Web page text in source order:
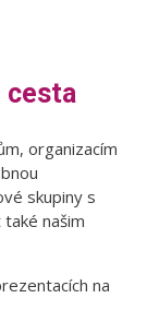
cesta
organizacím
skupiny s
našim
na